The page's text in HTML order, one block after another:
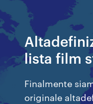
lista film
Finalmente
originale